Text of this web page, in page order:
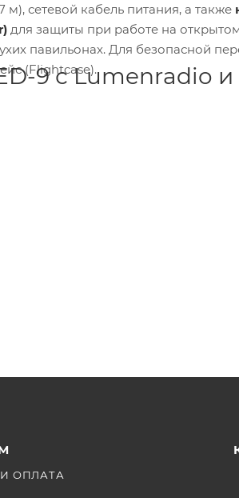
сетевой кабель питания, а также
для защиты при работе на
павильонах. Для безопасной
(Flightcase).
9 с Lumenradio и
ОПЛАТА